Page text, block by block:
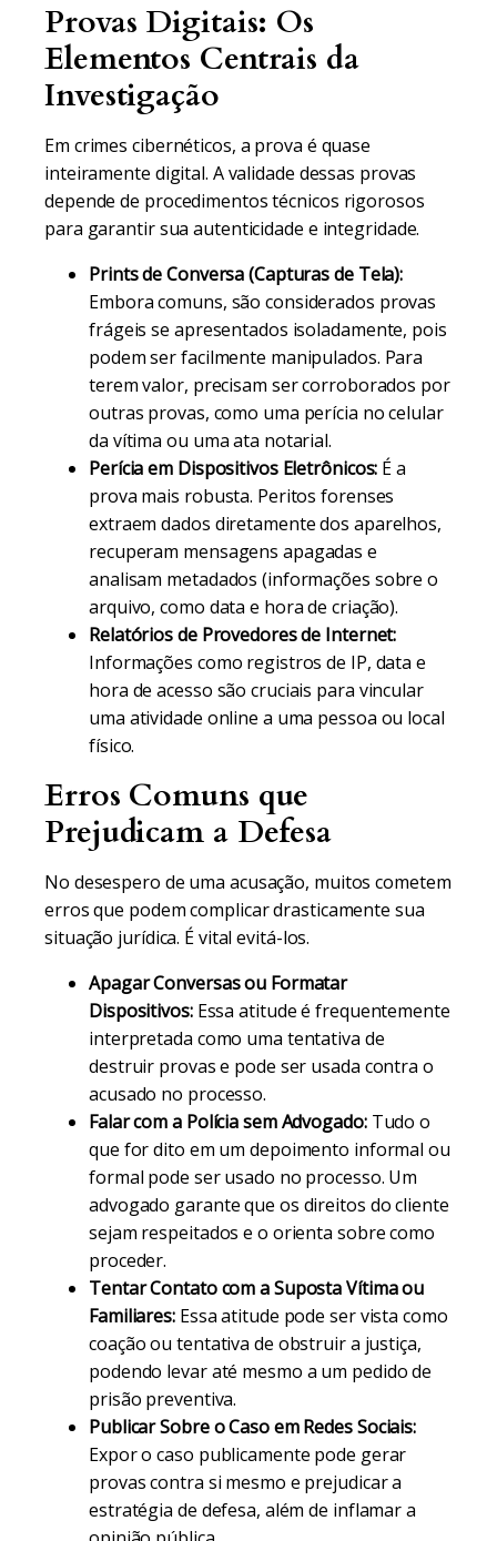
Provas Digitais: Os
Elementos Centrais da
Investigação
Em crimes cibernéticos, a prova é quase
inteiramente digital. A validade dessas provas
depende de procedimentos técnicos rigorosos
para garantir sua autenticidade e integridade.
Prints de Conversa (Capturas de Tela):
Embora comuns, são considerados provas
frágeis se apresentados isoladamente, pois
podem ser facilmente manipulados. Para
terem valor, precisam ser corroborados por
outras provas, como uma perícia no celular
da vítima ou uma ata notarial.
Perícia em Dispositivos Eletrônicos: É a
prova mais robusta. Peritos forenses
extraem dados diretamente dos aparelhos,
recuperam mensagens apagadas e
analisam metadados (informações sobre o
arquivo, como data e hora de criação).
Relatórios de Provedores de Internet:
Informações como registros de IP, data e
hora de acesso são cruciais para vincular
uma atividade online a uma pessoa ou local
físico.
Erros Comuns que
Prejudicam a Defesa
No desespero de uma acusação, muitos cometem
erros que podem complicar drasticamente sua
situação jurídica. É vital evitá-los.
Apagar Conversas ou Formatar
Dispositivos:Essa atitude é frequentemente
interpretada como uma tentativa de
destruir provas e pode ser usada contra o
acusado no processo.
Falar com a Polícia sem Advogado:Tudo o
que for dito em um depoimento informal ou
formal pode ser usado no processo. Um
advogado garante que os direitos do cliente
sejam respeitados e o orienta sobre como
proceder.
Tentar Contato com a Suposta Vítima ou
Familiares:Essa atitude pode ser vista como
coação ou tentativa de obstruir a justiça,
podendo levar até mesmo a um pedido de
prisão preventiva.
Publicar Sobre o Caso em Redes Sociais:
Expor o caso publicamente pode gerar
provas contra si mesmo e prejudicar a
estratégia de defesa, além de inflamar a